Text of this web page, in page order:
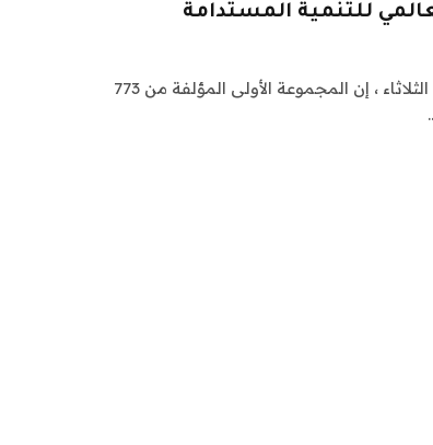
للتنمية المستدامة
قالت وزارة الشؤون الدينية الباكستانية ، الثلاثاء ، إن المجموعة الأولى المؤلفة من 773